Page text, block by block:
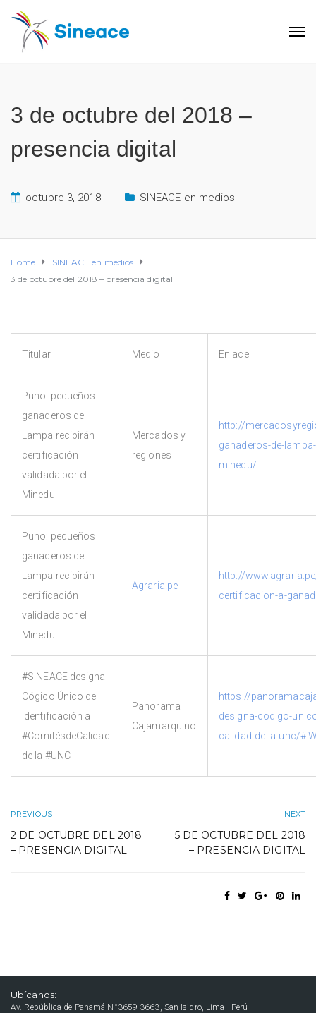
3 de octubre del 2018 –
presencia digital
octubre 3, 2018 SINEACE en medios
Home
SINEACE en medios
3 de octubre del 2018 – presencia digital
Titular Medio Enlace
Puno: pequeños
ganaderos de
Lampa recibirán
certificación
validada por el
Minedu
Mercados y
regiones
http://
ganaderos-de-
minedu/
Puno: pequeños
ganaderos de
Lampa recibirán
certificación
validada por el
Minedu
Agraria.pe
http://
certificacion-a-
#SINEACE designa
Cógico Único de
Identificación a
#ComitésdeCalidad
de la #UNC
Panorama
Cajamarquino
https://
designa-codigo-
calidad-de-la-unc/
PREVIOUS
2 DE OCTUBRE DEL 2018
– PRESENCIA DIGITAL
NEXT
5 DE OCTUBRE DEL 2018
– PRESENCIA DIGITAL
Ubícanos:
Av. República de Panamá N°3659-3663, San Isidro, Lima - Perú